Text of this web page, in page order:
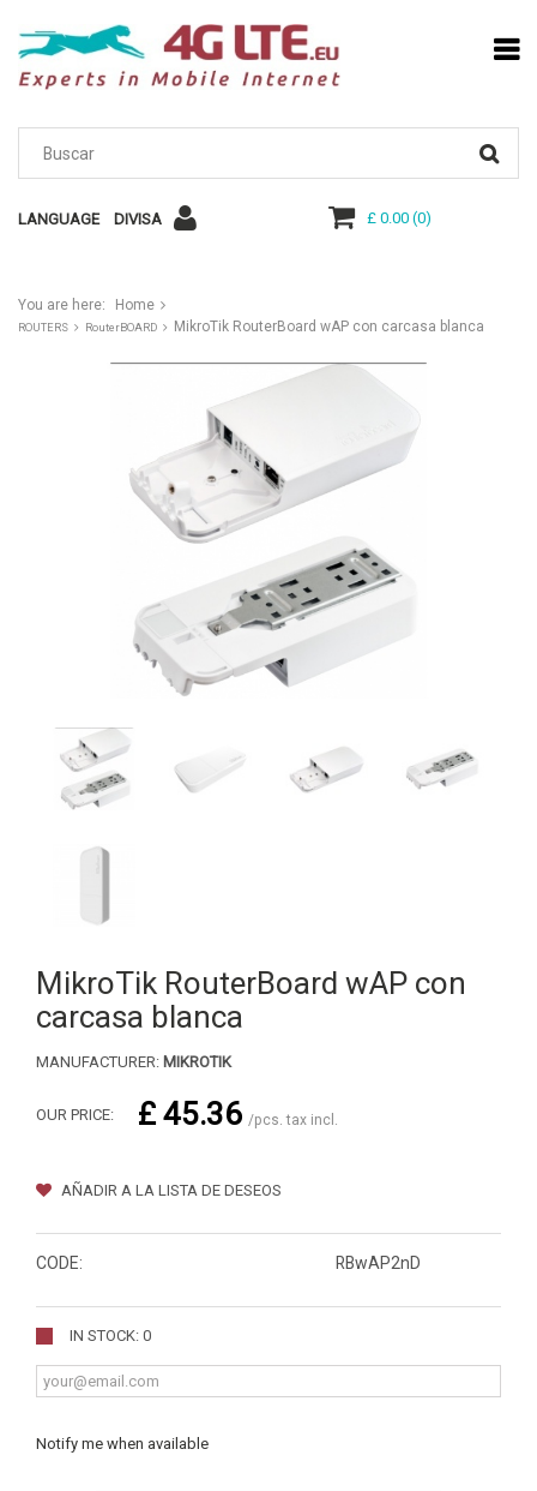
LANGUAGE DIVISA £ 0.00(0)
You are here: Home
ROUTERS RouterBOARD MikroTik RouterBoard wAP con carcasa blanca
MikroTik RouterBoard wAP con
carcasa blanca
MANUFACTURER: MIKROTIK
OUR PRICE: £ 45.36 /pcs. tax incl.
AÑADIR A LA LISTA DE DESEOS
CODE: RBwAP2nD
IN STOCK: 0
Notify me when available